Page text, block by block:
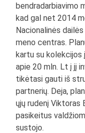
bendradarbiavimo
kad gal net 2014
Nacionalinės
meno centras.
kartu su kolekcijos
apie 20 mln. Lt į jį
tikėtasi gauti iš
partnerių. Deja,
ųjų rudenį Viktoras
pasikeitus
sustojo.